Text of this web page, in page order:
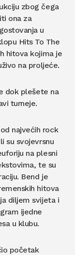
zbog čega
ona za
u
Hits To The
hitova kojima je
na proljeće.
dok plešete na
turneje.
najvećih rock
su svojevrsnu
na plesni
te su
Bend je
hitova
diljem svijeta i
ijedne
u klubu.
početak